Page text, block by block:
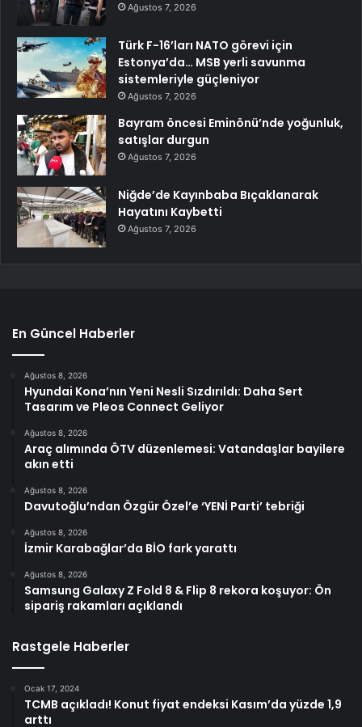
Ağustos 7, 2026
Türk F-16’ları NATO görevi için
Estonya’da… MSB yerli savunma
sistemleriyle güçleniyor
Ağustos 7, 2026
Bayram öncesi Eminönü’nde yoğunluk,
satışlar durgun
Ağustos 7, 2026
Niğde’de Kayınbaba Bıçaklanarak
Hayatını Kaybetti
Ağustos 7, 2026
En Güncel Haberler
Ağustos 8, 2026
Hyundai Kona’nın Yeni Nesli Sızdırıldı: Daha Sert
Tasarım ve Pleos Connect Geliyor
Ağustos 8, 2026
Araç alımında ÖTV düzenlemesi: Vatandaşlar bayilere
akın etti
Ağustos 8, 2026
Davutoğlu’ndan Özgür Özel’e ‘YENİ Parti’ tebriği
Ağustos 8, 2026
İzmir Karabağlar’da BİO fark yarattı
Ağustos 8, 2026
Samsung Galaxy Z Fold 8 & Flip 8 rekora koşuyor: Ön
sipariş rakamları açıklandı
Rastgele Haberler
Ocak 17, 2024
TCMB açıkladı! Konut fiyat endeksi Kasım’da yüzde 1,9
arttı